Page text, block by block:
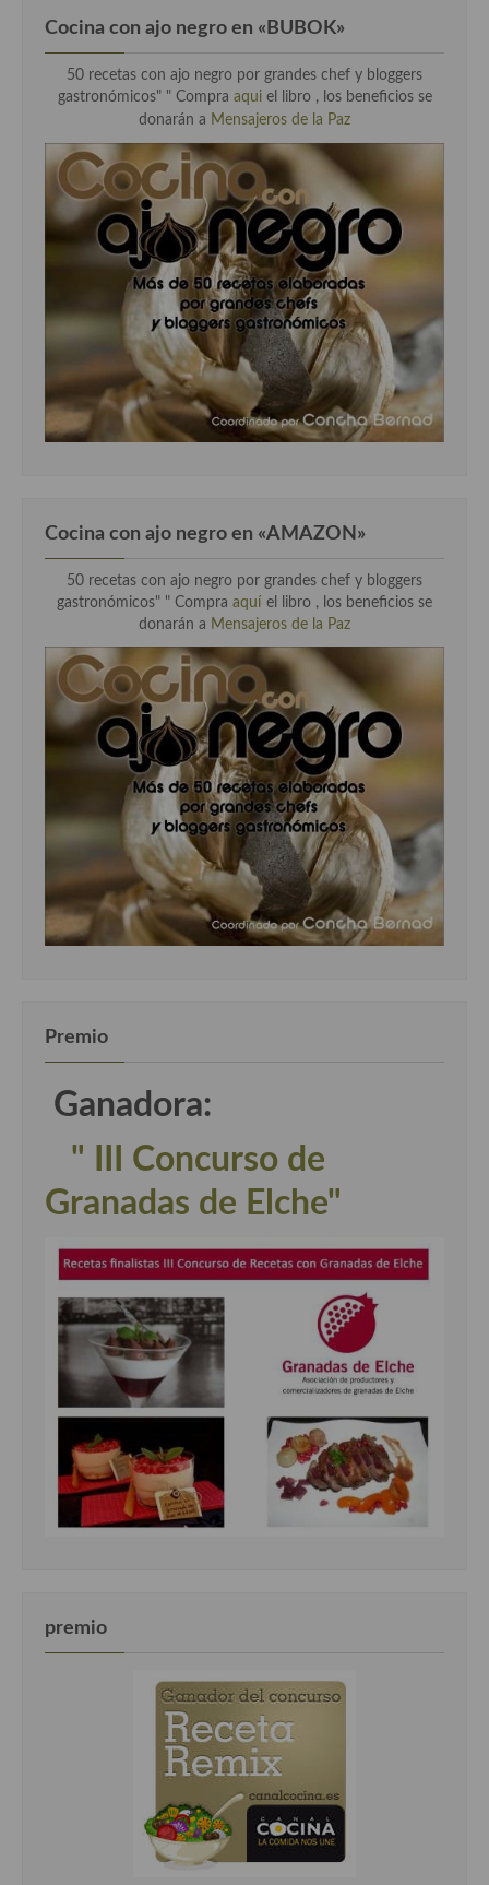
Cocina con ajo negro en «BUBOK»
50 recetas con ajo negro por grandes chef y bloggers
gastronómicos" " Compra aqui el libro , los beneficios se
donarán a Mensajeros de la Paz
Cocina con ajo negro en «AMAZON»
50 recetas con ajo negro por grandes chef y bloggers
gastronómicos" " Compra aquí el libro , los beneficios se
donarán a Mensajeros de la Paz
Premio
Ganadora:
" III Concurso de
Granadas de Elche"
premio